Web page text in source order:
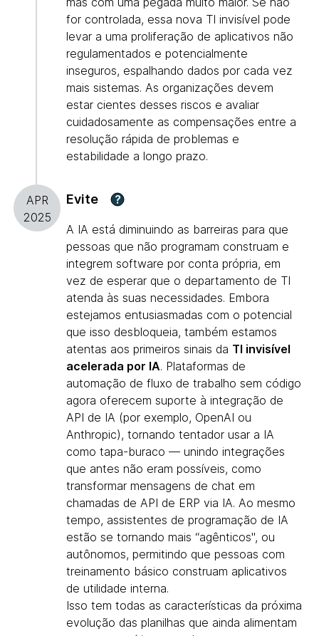
for controlada, essa nova TI invisível pode
levar a uma proliferação de aplicativos não
regulamentados e potencialmente
inseguros, espalhando dados por cada vez
mais sistemas. As organizações devem
estar cientes desses riscos e avaliar
cuidadosamente as compensações entre a
resolução rápida de problemas e
estabilidade a longo prazo.
APR
2025
Evite ?
A IA está diminuindo as barreiras para que
pessoas que não programam construam e
integrem software por conta própria, em
vez de esperar que o departamento de TI
atenda às suas necessidades. Embora
estejamos entusiasmadas com o potencial
que isso desbloqueia, também estamos
atentas aos primeiros sinais da TI invisível
acelerada por IA. Plataformas de
automação de fluxo de trabalho sem código
agora oferecem suporte à integração de
API de IA (por exemplo, OpenAI ou
Anthropic), tornando tentador usar a IA
como tapa-buraco — unindo integrações
que antes não eram possíveis, como
transformar mensagens de chat em
chamadas de API de ERP via IA. Ao mesmo
tempo, assistentes de programação de IA
estão se tornando mais “agênticos", ou
autônomos, permitindo que pessoas com
treinamento básico construam aplicativos
de utilidade interna.
Isso tem todas as características da próxima
evolução das planilhas que ainda alimentam